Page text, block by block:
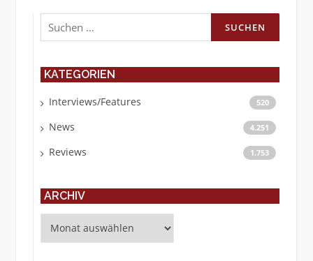
Suchen
nach:
KATEGORIEN
Interviews/Features 520
News 4.251
Reviews 1.753
ARCHIV